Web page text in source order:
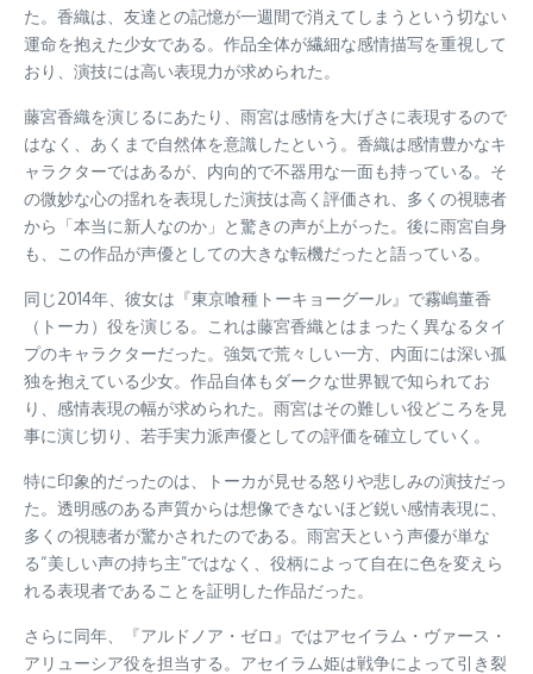
た。香織は、友達との記憶が一週間で消えてしまうという切ない
運命を抱えた少女である。作品全体が繊細な感情描写を重視して
おり、演技には高い表現力が求められた。
藤宮香織を演じるにあたり、雨宮は感情を大げさに表現するので
はなく、あくまで自然体を意識したという。香織は感情豊かなキ
ャラクターではあるが、内向的で不器用な一面も持っている。そ
の微妙な心の揺れを表現した演技は高く評価され、多くの視聴者
から「本当に新人なのか」と驚きの声が上がった。後に雨宮自身
も、この作品が声優としての大きな転機だったと語っている。
同じ2014年、彼女は『東京喰種トーキョーグール』で霧嶋董香
（トーカ）役を演じる。これは藤宮香織とはまったく異なるタイ
プのキャラクターだった。強気で荒々しい一方、内面には深い孤
独を抱えている少女。作品自体もダークな世界観で知られてお
り、感情表現の幅が求められた。雨宮はその難しい役どころを見
事に演じ切り、若手実力派声優としての評価を確立していく。
特に印象的だったのは、トーカが見せる怒りや悲しみの演技だっ
た。透明感のある声質からは想像できないほど鋭い感情表現に、
多くの視聴者が驚かされたのである。雨宮天という声優が単な
る“美しい声の持ち主”ではなく、役柄によって自在に色を変えら
れる表現者であることを証明した作品だった。
さらに同年、『アルドノア・ゼロ』ではアセイラム・ヴァース・
アリューシア役を担当する。アセイラム姫は戦争によって引き裂